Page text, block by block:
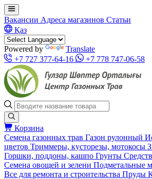
Вакансии Адреса магазинов Статьи
Қаз
Powered by
Translate
+7 727 377-64-16
+7 778 747-06-58
Корзина
Семена газонных трав Газон рулонный
цветов Триммеры, кусторезы, мотокосы
Горшки, поддоны, кашпо Грунты
Семена овощей и зелени Подметальные
Все для ремонта и строительства Пруды